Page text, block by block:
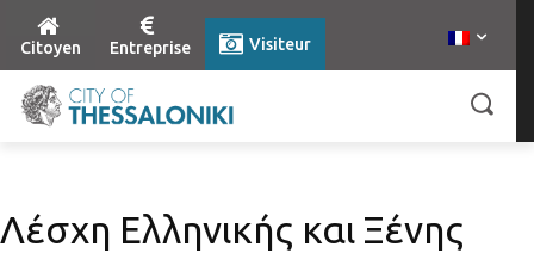
Citoyen Entreprise Visiteur
Λέσχη Ελληνικής και Ξένης